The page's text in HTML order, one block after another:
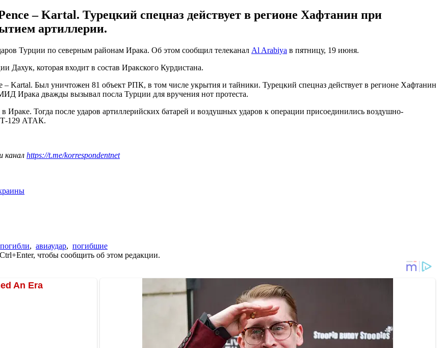
– Kartal. Турецкий спецназ действует в регионе Хафтанин при
артиллерии.
Турции по северным районам Ирака. Об этом сообщил телеканал Al Arabiya в пятницу, 19 июня.
Дахук, которая входит в состав Иракского Курдистана.
– Kartal. Был уничтожен 81 объект РПК, в том числе укрытия и тайники. Турецкий спецназ действует в регионе Хафтанин
Ирака дважды вызывал посла Турции для вручения нот протеста.
в Ираке. Тогда после ударов артиллерийских батарей и воздушных ударов к операции присоединились воздушно-
Т-129 АТАК.
канал https://t.me/korrespondentnet
погибли, авиаудар, погибшие
чтобы сообщить об этом редакции.